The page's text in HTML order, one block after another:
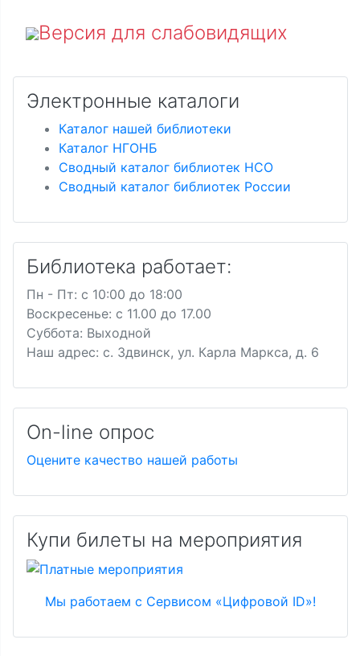
Версия для слабовидящих
Электронные каталоги
Каталог нашей библиотеки
Каталог НГОНБ
Сводный каталог библиотек НСО
Сводный каталог библиотек России
Библиотека работает:
Пн - Пт: c 10:00 до 18:00
Воскресенье: с 11.00 до 17.00
Суббота: Выходной
Наш адрес: с. Здвинск, ул. Карла Маркса, д. 6
On-line опрос
Оцените качество нашей работы
Купи билеты на мероприятия
Мы работаем с Сервисом «Цифровой ID»!